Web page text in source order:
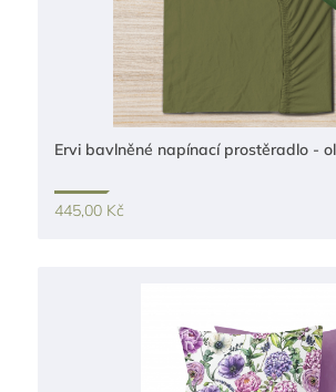
Ervi bavlněné napínací prostěradlo -
445,00 Kč